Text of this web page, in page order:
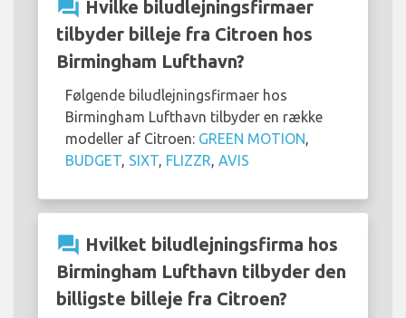
question_answer Hvilke biludlejningsfirmaer
tilbyder billeje fra Citroen hos
Birmingham Lufthavn?
Følgende biludlejningsfirmaer hos
Birmingham Lufthavn tilbyder en række
modeller af Citroen: GREEN MOTION
BUDGET SIXT FLIZZR AVIS
question_answer Hvilket biludlejningsfirma hos
Birmingham Lufthavn tilbyder den
billigste billeje fra Citroen?